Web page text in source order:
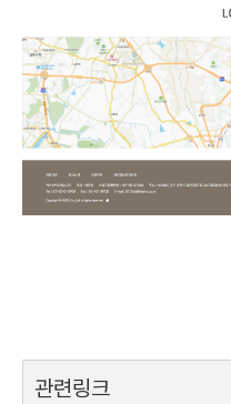
관련링크